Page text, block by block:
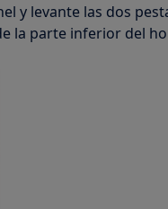
y levante las dos
la parte inferior del